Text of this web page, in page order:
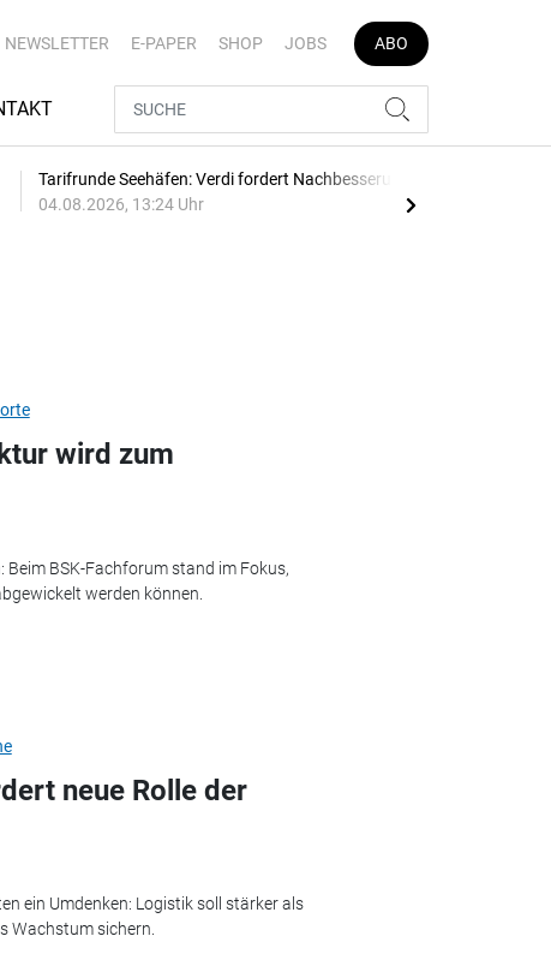
NEWSLETTER E-PAPER SHOP JOBS ABO
Tarifrunde Seehäfen: Verdi fordert Nachbesserung
04.08.2026, 13:24 Uhr
wird zum
BSK-Fachforum stand im Fokus,
werden können.
neue Rolle der
ein Umdenken: Logistik soll stärker als
Wachstum sichern.